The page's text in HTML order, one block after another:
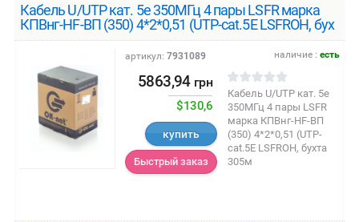
Кабель U/UTP кат. 5е 350МГц 4 пары LSFR марка
КПВнг-HF-ВП (350) 4*2*0,51 (UTP-cat.5E LSFROH, бух
наличие :есть
артикул: 7931089
5863,94 грн
$130,6
купить
Быстрый заказ
Кабель U/UTP кат. 5е
350МГц 4 пары LSFR
марка КПВнг-HF-ВП
(350) 4*2*0,51 (UTP-
cat.5E LSFROH, бухта
305м